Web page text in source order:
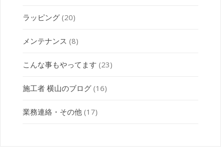
ラッピング(20)
メンテナンス (8)
こんな事もやってます (23)
施工者 横山のブログ(16)
業務連絡・その他(17)